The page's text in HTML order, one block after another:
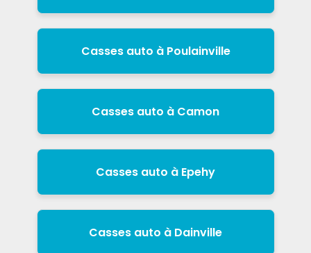
Casses auto à Poulainville
Casses auto à Camon
Casses auto à Epehy
Casses auto à Dainville